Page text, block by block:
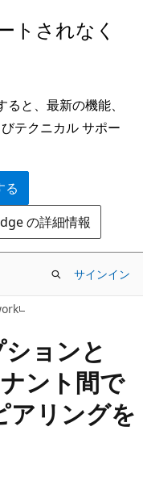
トされなく
と、最新の機能、
テクニカル サポー
る
の詳細情報
サインイン
ョンと
ント間で
アリングを